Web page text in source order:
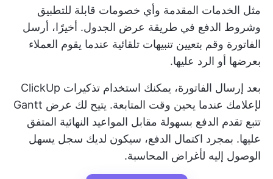
مثل الخدمات المقدمة وأي خصومات قابلة للتطبيق
وشروط الدفع في طريقة عرض الجدول. أخيرًا، أرسل
الفاتورة وقم بتعيين تنبيهات تلقائية عندما يقوم العملاء
بعرضها أو الرد عليها.
بعد إرسال الفاتورة، يمكنك استخدام تذكيرات ClickUp
لإعلامك عندما يحين وقت المتابعة. يتيح لك عرض Gantt
تتبع تقدم الدفع بسهولة مقابل المواعيد النهائية المتفق
عليها. بمجرد اكتمال الدفع، سيكون لديك سجل يسهل
الوصول إليه لأغراض المحاسبة.